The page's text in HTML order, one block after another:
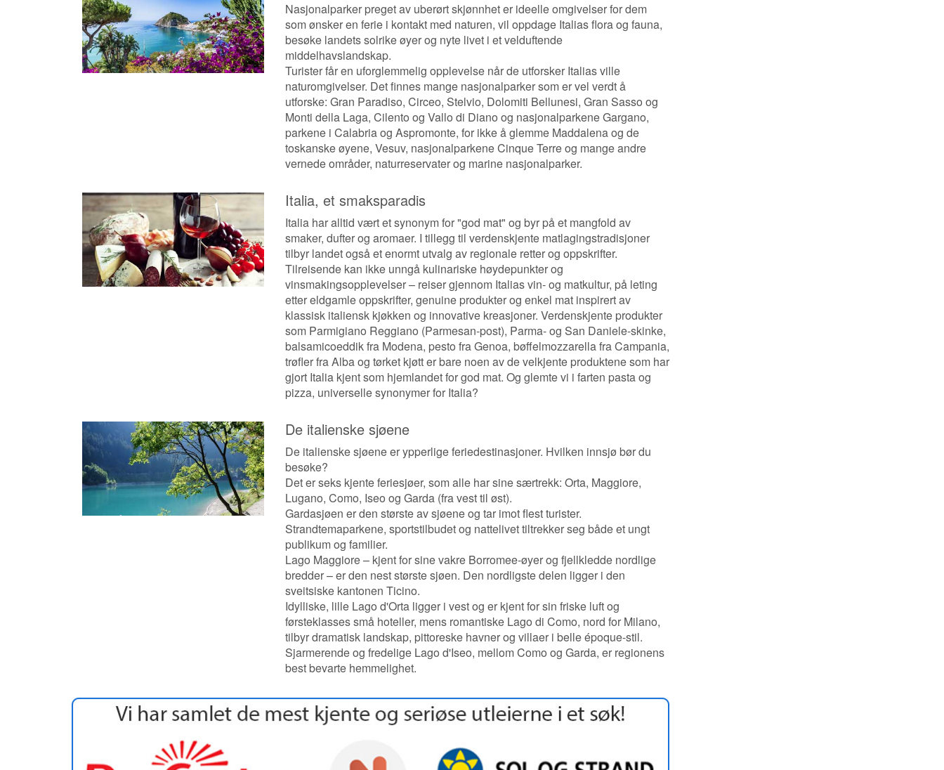
Nasjonalparker preget av uberørt skjønnhet er ideelle omgivelser for dem
som ønsker en ferie i kontakt med naturen, vil oppdage Italias flora og fauna,
besøke landets solrike øyer og nyte livet i et velduftende
middelhavslandskap.
Turister får en uforglemmelig opplevelse når de utforsker Italias ville
naturomgivelser. Det finnes mange nasjonalparker som er vel verdt å
utforske: Gran Paradiso, Circeo, Stelvio, Dolomiti Bellunesi, Gran Sasso og
Monti della Laga, Cilento og Vallo di Diano og nasjonalparkene Gargano,
parkene i Calabria og Aspromonte, for ikke å glemme Maddalena og de
toskanske øyene, Vesuv, nasjonalparkene Cinque Terre og mange andre
vernede områder, naturreservater og marine nasjonalparker.
Italia, et smaksparadis
Italia har alltid vært et synonym for "god mat" og byr på et mangfold av
smaker, dufter og aromaer. I tillegg til verdenskjente matlagingstradisjoner
tilbyr landet også et enormt utvalg av regionale retter og oppskrifter.
Tilreisende kan ikke unngå kulinariske høydepunkter og
vinsmakingsopplevelser – reiser gjennom Italias vin- og matkultur, på leting
etter eldgamle oppskrifter, genuine produkter og enkel mat inspirert av
klassisk italiensk kjøkken og innovative kreasjoner. Verdenskjente produkter
som Parmigiano Reggiano (Parmesan-post), Parma- og San Daniele-skinke,
balsamicoeddik fra Modena, pesto fra Genoa, bøffelmozzarella fra Campania,
trøfler fra Alba og tørket kjøtt er bare noen av de velkjente produktene som har
gjort Italia kjent som hjemlandet for god mat. Og glemte vi i farten pasta og
pizza, universelle synonymer for Italia?
De italienske sjøene
De italienske sjøene er ypperlige feriedestinasjoner. Hvilken innsjø bør du
besøke?
Det er seks kjente feriesjøer, som alle har sine særtrekk: Orta, Maggiore,
Lugano, Como, Iseo og Garda (fra vest til øst).
Gardasjøen er den største av sjøene og tar imot flest turister.
Strandtemaparkene, sportstilbudet og nattelivet tiltrekker seg både et ungt
publikum og familier.
Lago Maggiore – kjent for sine vakre Borromee-øyer og fjellkledde nordlige
bredder – er den nest største sjøen. Den nordligste delen ligger i den
sveitsiske kantonen Ticino.
Idylliske, lille Lago d'Orta ligger i vest og er kjent for sin friske luft og
førsteklasses små hoteller, mens romantiske Lago di Como, nord for Milano,
tilbyr dramatisk landskap, pittoreske havner og villaer i belle époque-stil.
Sjarmerende og fredelige Lago d'Iseo, mellom Como og Garda, er regionens
best bevarte hemmelighet.